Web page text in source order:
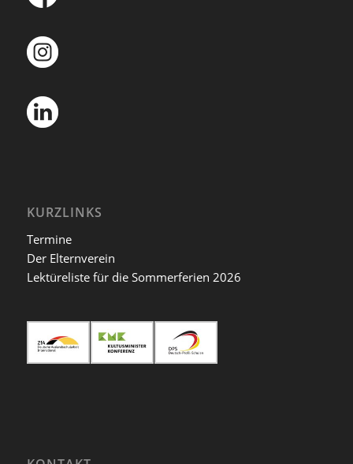
KURZLINKS
Termine
Der Elternverein
Lektüreliste für die Sommerferien 2026